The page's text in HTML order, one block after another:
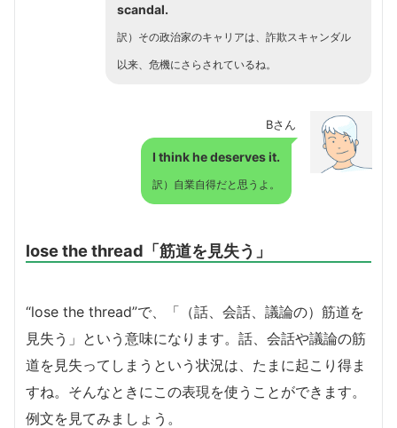
scandal.
訳）その政治家のキャリアは、詐欺スキャンダル
以来、危機にさらされているね。
Bさん
I think he deserves it.
訳）自業自得だと思うよ。
lose the thread「筋道を見失う」
“lose the thread”で、「（話、会話、議論の）筋道を
見失う」という意味になります。話、会話や議論の筋
道を見失ってしまうという状況は、たまに起こり得ま
すね。そんなときにこの表現を使うことができます。
例文を見てみましょう。